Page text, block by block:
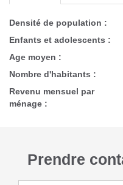
Densité de population :
Enfants et adolescents :
Age moyen :
Nombre d'habitants :
Revenu mensuel par
ménage :
Prendre